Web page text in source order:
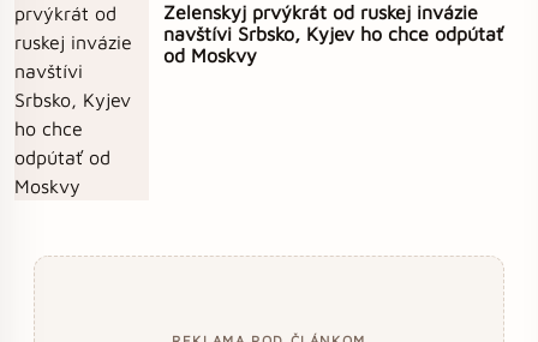
Zelenskyj prvýkrát od ruskej invázie
navštívi Srbsko, Kyjev ho chce odpútať
od Moskvy